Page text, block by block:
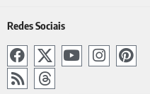
Redes Sociais